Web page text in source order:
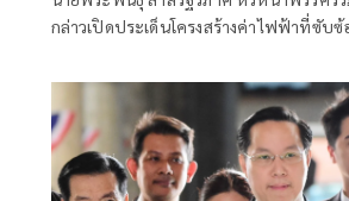
กล่าวเปิดประเด็นโครงสร้างค่าไฟฟ้าที่ซับซ้
สุดท้ายภาระทั้งหมดตกอยู่ที่ประชาชน